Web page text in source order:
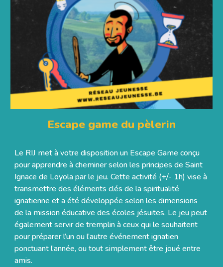
Escape game du pèlerin
Le RIJ met à votre disposition un Escape Game conçu
pour apprendre à cheminer selon les principes de Saint
Ignace de Loyola par le jeu. Cette activité (+/- 1h) vise à
transmettre des éléments clés de la spiritualité
ignatienne et a été développée selon les dimensions
de la mission éducative des écoles jésuites. Le jeu peut
également servir de tremplin à ceux qui le souhaitent
pour préparer l’un ou l’autre événement ignatien
ponctuant l’année, ou tout simplement être joué entre
amis.